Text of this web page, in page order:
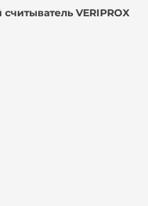
VERIPROX